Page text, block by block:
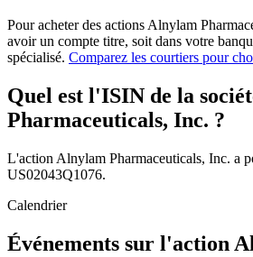
Pour acheter des actions Alnylam
avoir un compte titre, soit dans votre
spécialisé. Comparez les courtiers pour
Quel est l'ISIN de la
Pharmaceuticals, Inc. ?
L'action Alnylam Pharmaceuticals, Inc. a
US02043Q1076.
Calendrier
Événements sur l'action